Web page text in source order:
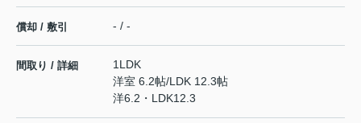
償却 / 敷引 - / -
間取り / 詳細
1LDK
洋室 6.2帖/LDK 12.3帖
洋6.2・LDK12.3